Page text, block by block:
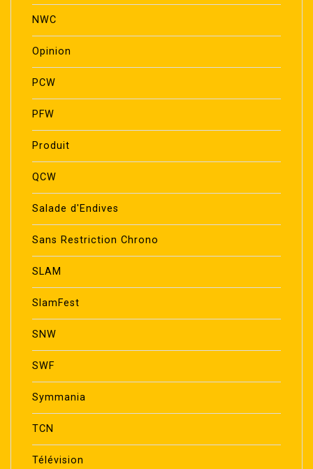
NWC
Opinion
PCW
PFW
Produit
QCW
Salade d'Endives
Sans Restriction Chrono
SLAM
SlamFest
SNW
SWF
Symmania
TCN
Télévision